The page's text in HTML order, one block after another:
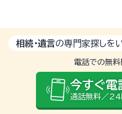
相続・遺言の専門家探しを
電話での無
今すぐ電
通話無料／24